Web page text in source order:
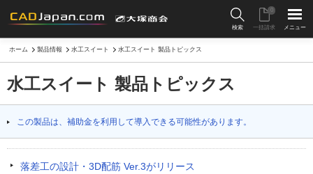
検索 一括請求
0
メニュー
ホーム 製品情報 水工スイート 水工スイート 製品トピックス
水工スイート 製品トピックス
この製品は、補助金を利用して導入できる可能性があります。
落差工の設計・3D配筋 Ver.3がリリース